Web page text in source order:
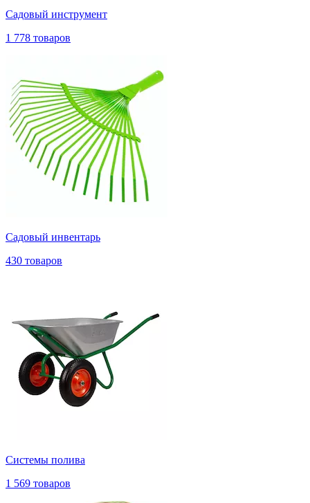
Садовый инструмент
1 778 товаров
Садовый инвентарь
430 товаров
Системы полива
1 569 товаров